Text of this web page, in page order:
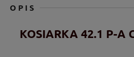
OPIS
KOSIARKA 42.1 P-A